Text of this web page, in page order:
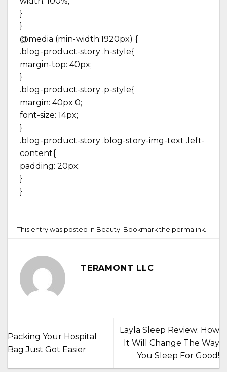
}
}
@media (min-width:1920px) {
.blog-product-story .h-style{
margin-top: 40px;
}
.blog-product-story .p-style{
margin: 40px 0;
font-size: 14px;
}
.blog-product-story .blog-story-img-text .left-
content{
padding: 20px;
}
}
This entry was posted in Beauty . Bookmark the permalink
TERAMONT LLC
Packing Your Hospital
Bag Just Got Easier
Layla Sleep Review: How
It Will Change The Way
You Sleep For Good!